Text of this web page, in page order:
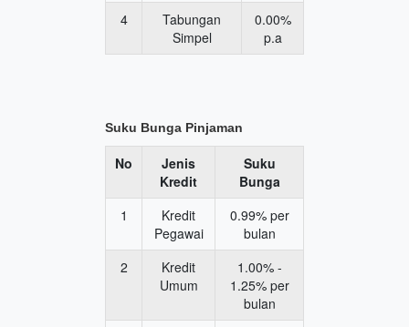
4
Tabungan
Simpel
0.00%
p.a
Suku Bunga Pinjaman
No
Jenis
Kredit
Suku
Bunga
1
Kredit
Pegawai
0.99% per
bulan
2
Kredit
Umum
1.00% -
1.25% per
bulan